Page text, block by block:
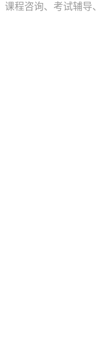
课程咨询、考试辅导